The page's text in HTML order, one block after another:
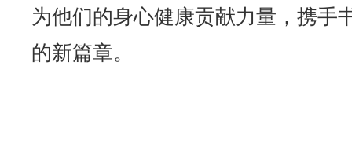
为他们的身心健康贡献力量，携手
的新篇章。